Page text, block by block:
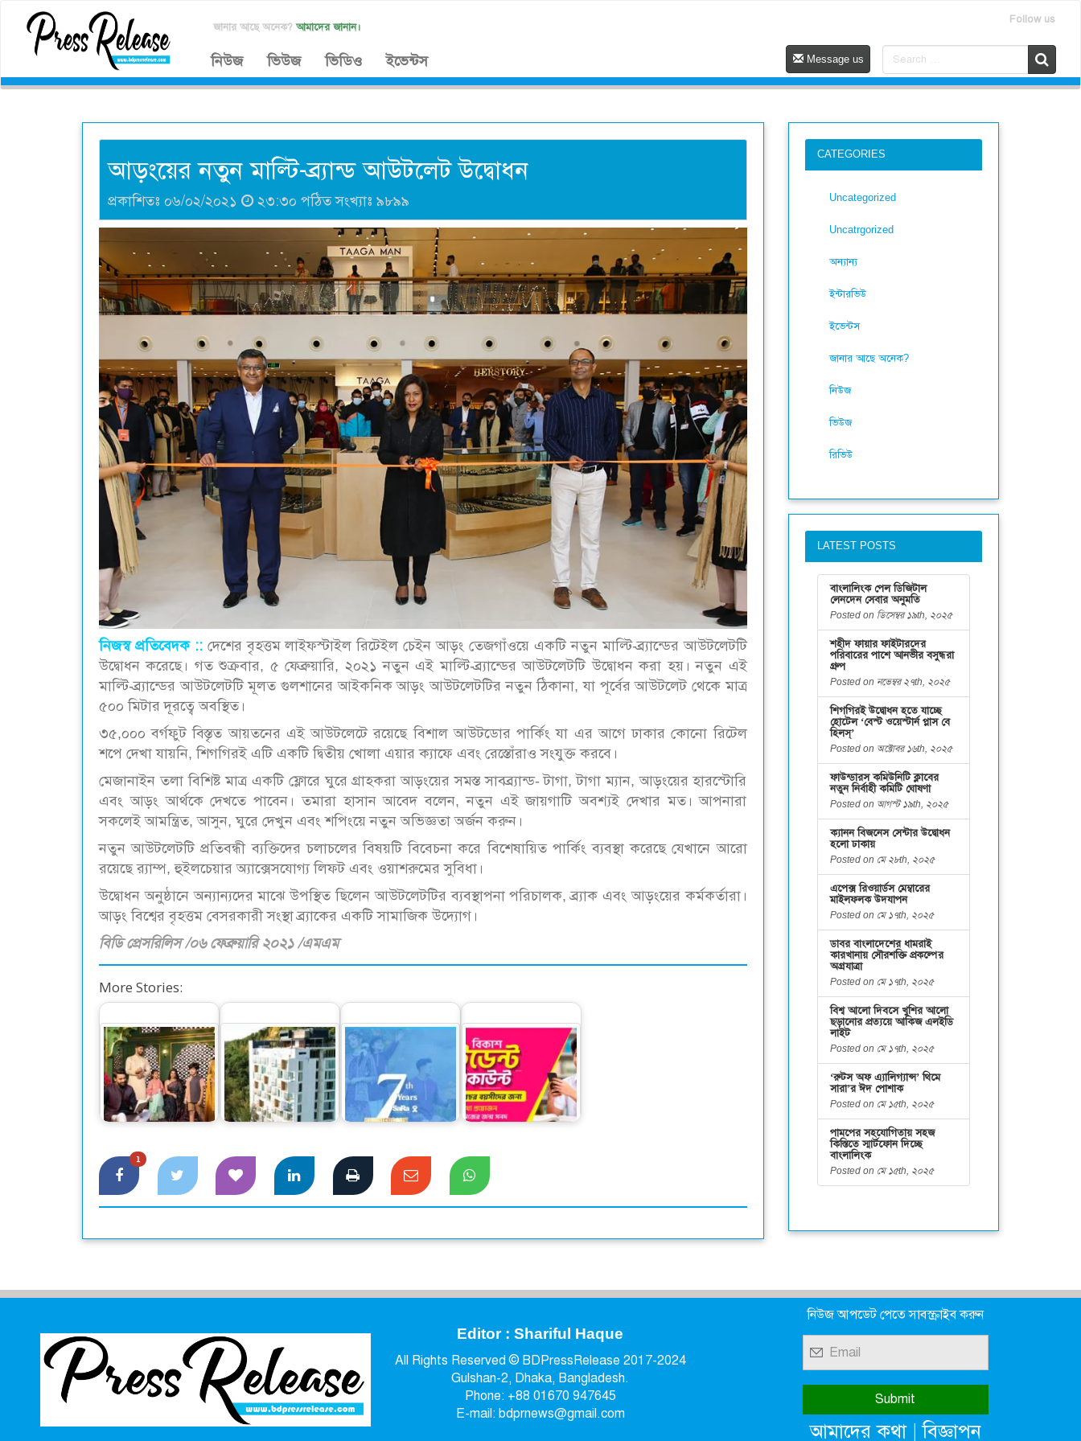
জানার আছে অনেক? আমাদের জানান।
Follow us
নিউজ ভিউজ ভিডিও ইভেন্টস Message us
আড়ংয়ের নতুন মাল্টি-ব্র্যান্ড আউটলেট উদ্বোধন
প্রকাশিতঃ ০৬/০২/২০২১ ২৩:৩০ পঠিত সংখ্যাঃ ৯৮৯৯
নিজস্ব প্রতিবেদক :: দেশের বৃহত্তম লাইফস্টাইল রিটেইল চেইন আড়ং তেজগাঁওয়ে একটি নতুন মাল্টি-ব্র্যান্ডের আউটলেটটি
উদ্বোধন করেছে। গত শুক্রবার, ৫ ফেব্রুয়ারি, ২০২১ নতুন এই মাল্টি-ব্র্যান্ডের আউটলেটটি উদ্বোধন করা হয়। নতুন এই
মাল্টি-ব্র্যান্ডের আউটলেটটি মূলত গুলশানের আইকনিক আড়ং আউটলেটটির নতুন ঠিকানা, যা পূর্বের আউটলেট থেকে মাত্র
৫০০ মিটার দূরত্বে অবস্থিত।
৩৫,০০০ বর্গফুট বিস্তৃত আয়তনের এই আউটলেটে রয়েছে বিশাল আউটডোর পার্কিং যা এর আগে ঢাকার কোনো রিটেল
শপে দেখা যায়নি, শিগগিরই এটি একটি দ্বিতীয় খোলা এয়ার ক্যাফে এবং রেস্তোঁরাও সংযুক্ত করবে।
মেজানাইন তলা বিশিষ্ট মাত্র একটি ফ্লোরে ঘুরে গ্রাহকরা আড়ংয়ের সমস্ত সাবব্র্যান্ড- টাগা, টাগা ম্যান, আড়ংয়ের হারস্টোরি
এবং আড়ং আর্থকে দেখতে পাবেন। তমারা হাসান আবেদ বলেন, নতুন এই জায়গাটি অবশ্যই দেখার মত। আপনারা
সকলেই আমন্ত্রিত, আসুন, ঘুরে দেখুন এবং শপিংয়ে নতুন অভিজ্ঞতা অর্জন করুন।
নতুন আউটলেটটি প্রতিবন্ধী ব্যক্তিদের চলাচলের বিষয়টি বিবেচনা করে বিশেষায়িত পার্কিং ব্যবস্থা করেছে যেখানে আরো
রয়েছে র‌্যাম্প, হুইলচেয়ার অ্যাক্সেসযোগ্য লিফট এবং ওয়াশরুমের সুবিধা।
উদ্বোধন অনুষ্ঠানে অন্যান্যদের মাঝে উপস্থিত ছিলেন আউটলেটটির ব্যবস্থাপনা পরিচালক, ব্র্যাক এবং আড়ংয়ের কর্মকর্তারা।
আড়ং বিশ্বের বৃহত্তম বেসরকারী সংস্থা ব্র্যাকের একটি সামাজিক উদ্যোগ।
বিডি প্রেসরিলিস /০৬ ফেব্রুয়ারি ২০২১ /এমএম
More Stories:
সারা’র ঈদুল আযহা
আয়োজন
শিগগিরই উদ্বোধন হতে
যাচ্ছে হোটেল ‘বেস্ট
ওয়েস্টার্ন…
সাত বছরে ‘সারা’
লাইফস্টাইল
বিকাশের স্টুডেন্ট
অ্যাকাউন্ট ক্যাশলেস
লেনদেনে…
1
CATEGORIES
Uncategorized
Uncatrgorized
অন্যান্য
ইন্টারভিউ
ইভেন্টস
জানার আছে অনেক?
নিউজ
ভিউজ
রিভিউ
LATEST POSTS
বাংলালিংক পেল ডিজিটাল
লেনদেন সেবার অনুমতি
Posted on ডিসেম্বর ১৯th, ২০২৫
শহীদ ফায়ার ফাইটারদের
পরিবারের পাশে আনভীর বসুন্ধরা
গ্রুপ
Posted on নভেম্বর ২৭th, ২০২৫
শিগগিরই উদ্বোধন হতে যাচ্ছে
হোটেল ‘বেস্ট ওয়েস্টার্ন প্লাস বে
হিলস্’
Posted on অক্টোবর ১৬th, ২০২৫
ফাউন্ডারস কমিউনিটি ক্লাবের
নতুন নির্বাহী কমিটি ঘোষণা
Posted on আগস্ট ১৯th, ২০২৫
ক্যানন বিজনেস সেন্টার উদ্বোধন
হলো ঢাকায়
Posted on মে ২৮th, ২০২৫
এপেক্স রিওয়ার্ডস মেম্বারের
মাইলফলক উদযাপন
Posted on মে ১৭th, ২০২৫
ডাবর বাংলাদেশের ধামরাই
কারখানায় সৌরশক্তি প্রকল্পের
অগ্রযাত্রা
Posted on মে ১৭th, ২০২৫
বিশ্ব আলো দিবসে খুশির আলো
ছড়ানোর প্রত্যয়ে আকিজ এলইডি
লাইট
Posted on মে ১৭th, ২০২৫
‘রুটস অফ এ্যালিগ্যান্স’ থিমে
সারা’র ঈদ পোশাক
Posted on মে ১৫th, ২০২৫
পামপের সহযোগিতায় সহজ
কিস্তিতে স্মার্টফোন দিচ্ছে
বাংলালিংক
Posted on মে ১৫th, ২০২৫
Editor : Shariful Haque
All Rights Reserved © BDPressRelease 2017-2024
Gulshan-2, Dhaka, Bangladesh.
Phone: +88 01670 947645
E-mail: bdprnews@gmail.com
নিউজ আপডেট পেতে সাবস্ক্রাইব করুন
আমাদের কথা|বিজ্ঞাপন